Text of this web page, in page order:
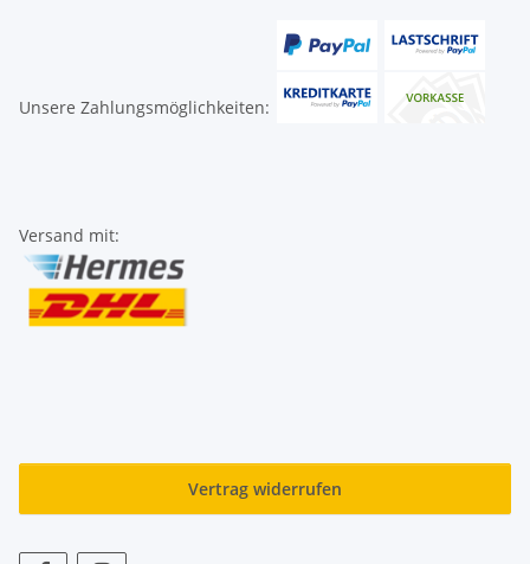
Unsere Zahlungsmöglichkeiten:
Versand mit:
Vertrag widerrufen